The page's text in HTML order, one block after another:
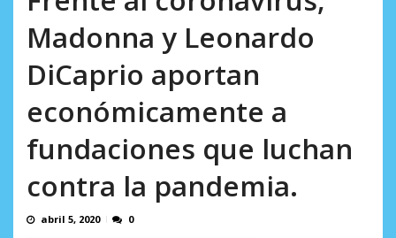
Madonna y Leonardo
DiCaprio aportan
económicamente a
fundaciones que luchan
contra la pandemia.
abril 5, 2020 0